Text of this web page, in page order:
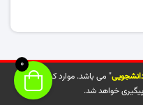
" می باشد. موارد کپی شده از
خواهد شد.
0